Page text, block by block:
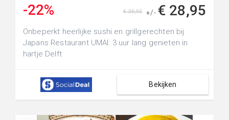
-22% +/- € 28,95
€ 36,95
Onbeperkt heerlijke sushi en grillgerechten bij
Japans Restaurant UMAI: 3 uur lang genieten in
hartje Delft
Bekijken